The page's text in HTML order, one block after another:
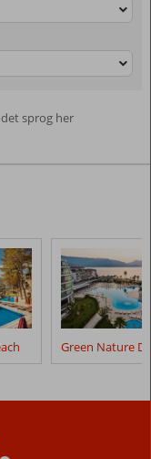
sprog her